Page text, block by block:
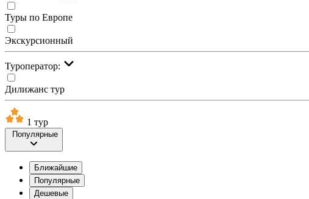
Туры по Европе
Экскурсионный
Туроператор:
Дилижанс тур
1 тур
Популярные
Ближайшие
Популярные
Дешевые